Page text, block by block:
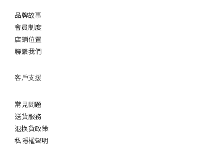
品牌故事
會員制度
店鋪位置
聯繫我們
客戶支援
常見問題
送貨服務
退換貨政策
私隱權聲明